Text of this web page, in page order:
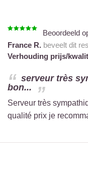
Beoordeeld
France R. beveelt dit
Verhouding prijs/
serveur très
bon...
Serveur très
qualité prix je